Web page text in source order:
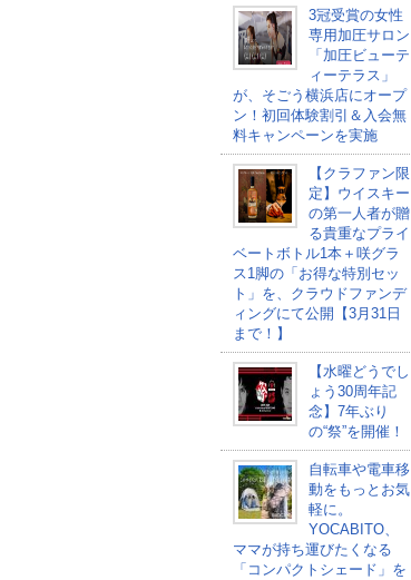
3冠受賞の女性
専用加圧サロン
「加圧ビューテ
ィーテラス」
が、そごう横浜店にオープ
ン！初回体験割引＆入会無
料キャンペーンを実施
【クラファン限
定】ウイスキー
の第一人者が贈
る貴重なプライ
ベートボトル1本＋咲グラ
ス1脚の「お得な特別セッ
ト」を、クラウドファンデ
ィングにて公開【3月31日
まで！】
【水曜どうでし
ょう30周年記
念】7年ぶり
の“祭”を開催！
自転車や電車移
動をもっとお気
軽に。
YOCABITO、
ママが持ち運びたくなる
「コンパクトシェード」を